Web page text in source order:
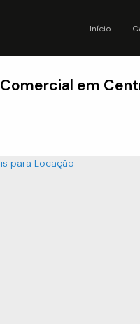
Início
Comercial em